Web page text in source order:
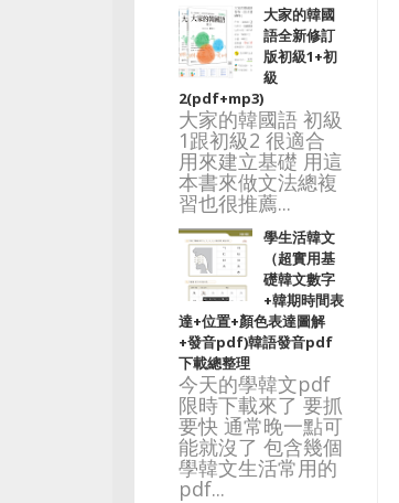
大家的韓國
語全新修訂
版初級1+初
級
2(pdf+mp3)
大家的韓國語 初級
1跟初級2 很適合
用來建立基礎 用這
本書來做文法總複
習也很推薦...
學生活韓文
（超實用基
礎韓文數字
+韓期時間表
達+位置+顏色表達圖解
+發音pdf)韓語發音pdf
下載總整理
今天的學韓文pdf
限時下載來了 要抓
要快 通常晚一點可
能就沒了 包含幾個
學韓文生活常用的
pdf...